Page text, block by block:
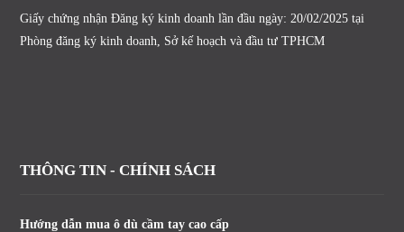
Giấy chứng nhận Đăng ký kinh doanh lần đầu ngày: 20/02/2025 tại
Phòng đăng ký kinh doanh, Sở kế hoạch và đầu tư TPHCM
THÔNG TIN - CHÍNH SÁCH
Hướng dẫn mua ô dù cầm tay cao cấp